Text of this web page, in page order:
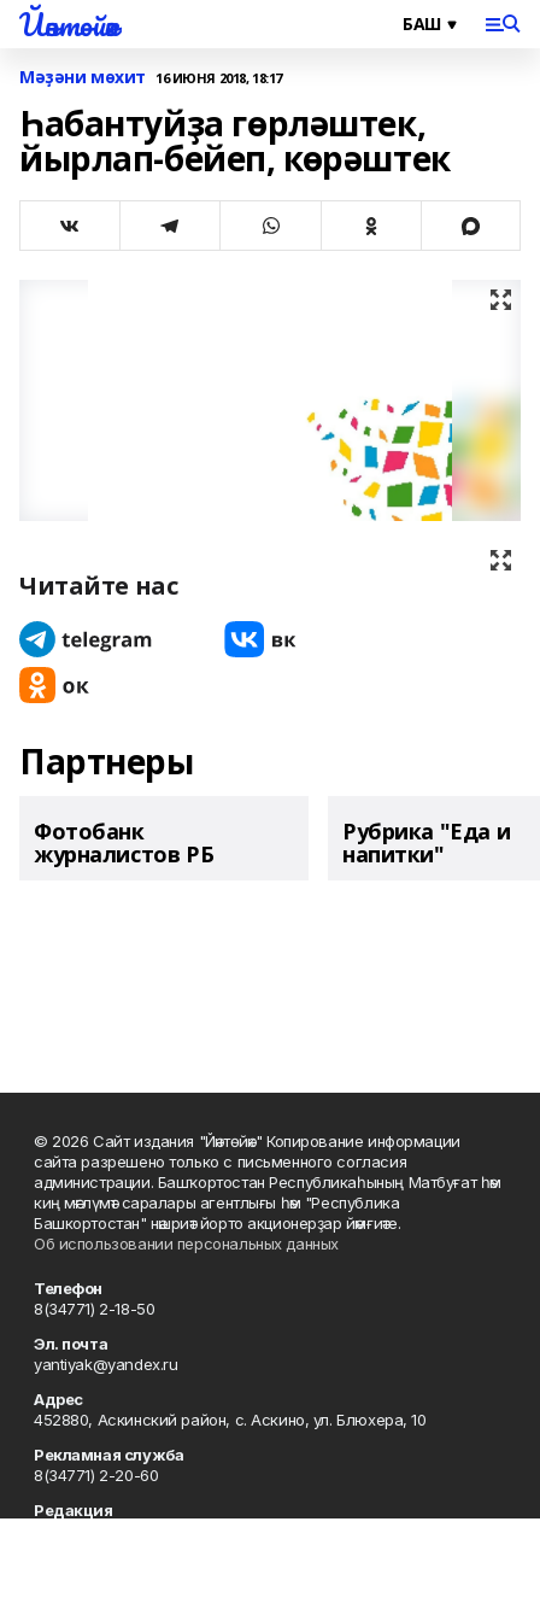
Йәнтөйәк
Мәҙәни мөхит 16 ИЮНЯ 2018, 18:17
Һабантуйҙа гөрләштек,
йырлап-бейеп, көрәштек
Читайте нас
Партнеры
Фотобанк
журналистов РБ
Рубрика "Еда и
напитки"
© 2026 Сайт издания "Йәнтөйәк" Копирование информации
сайта разрешено только с письменного согласия
администрации. Башҡортостан Республикаһының Матбуғат һәм
киң мәғлүмәт саралары агентлығы һәм "Республика
Башкортостан" нәшриәт йорто акционерҙар йәмғиәте.
Об использовании персональных данных
Телефон
8(34771) 2-18-50
Эл. почта
yantiyak@yandex.ru
Адрес
452880, Аскинский район, с. Аскино, ул. Блюхера, 10
Рекламная служба
8(34771) 2-20-60
Редакция